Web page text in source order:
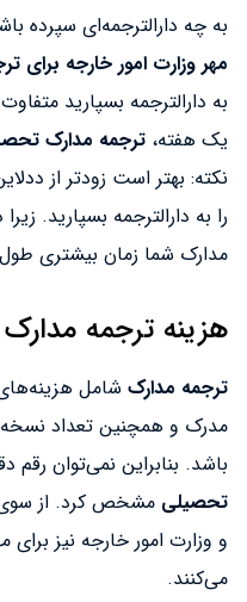
به چه دارالترجمه‌ای سپرده
مهر وزارت امور خارجه برای
به دارالترجمه بسپارید
یک هفته، ترجمه مدارک
نکته: بهتر است زودتر از
را به دارالترجمه بسپارید.
مدارک شما زمان بیشتری
هزینه ترجمه
ترجمه مدارک شامل
مدرک و همچنین تعداد
باشد. بنابراین نمی‌توان رقم
تحصیلی مشخص کرد. از سوی
و وزارت امور خارجه نیز
می‌کنند.